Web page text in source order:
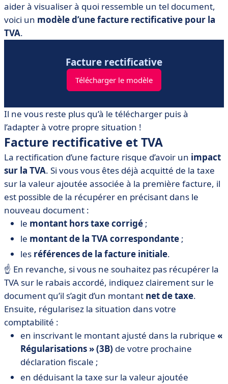
aider à visualiser à quoi ressemble un tel document,
voici un modèle d’une facture rectificative pour la
TVA.
Facture rectificative
Télécharger le modèle
Il ne vous reste plus qu’à le télécharger puis à
l’adapter à votre propre situation !
Facture rectificative et TVA
La rectification d’une facture risque d’avoir un impact
sur la TVA. Si vous vous êtes déjà acquitté de la taxe
sur la valeur ajoutée associée à la première facture, il
est possible de la récupérer en précisant dans le
nouveau document :
le montant hors taxe corrigé ;
le montant de la TVA correspondante ;
les références de la facture initiale.
☝️ En revanche, si vous ne souhaitez pas récupérer la
TVA sur le rabais accordé, indiquez clairement sur le
document qu’il s’agit d’un montant net de taxe.
Ensuite, régularisez la situation dans votre
comptabilité :
en inscrivant le montant ajusté dans la rubrique «
Régularisations » (3B) de votre prochaine
déclaration fiscale ;
en déduisant la taxe sur la valeur ajoutée